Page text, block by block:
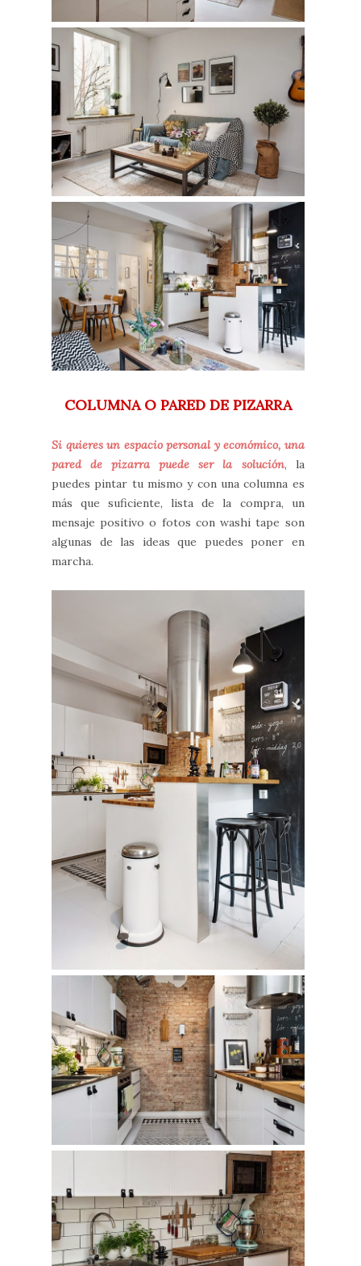
COLUMNA O PARED DE PIZARRA
Si quieres un espacio personal y económico, una
pared de pizarra puede ser la solución, la
puedes pintar tu mismo y con una columna es
más que suficiente, lista de la compra, un
mensaje positivo o fotos con washi tape son
algunas de las ideas que puedes poner en
marcha.